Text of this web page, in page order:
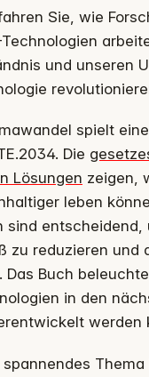
Sie, wie
und unseren
spielt
Die
Lösungen zeigen,
leben
sind entscheidend,
zu reduzieren und
Das Buch
in den
werden
Thema